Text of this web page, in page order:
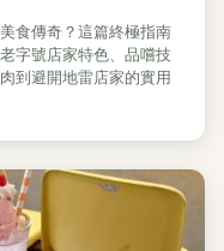
食傳奇？這篇終極指南
字號店家特色、品嚐技
到避開地雷店家的實用